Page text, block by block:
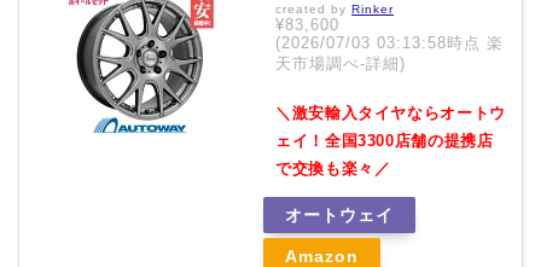
created by Rinker
¥83,600
(2026/07/03 03:13:58時点 楽
天市場調べ-詳細)
＼激安輸入タイヤならオートウ
ェイ！全国3300店舗の提携店
で交換も楽々／
オートウェイ
Amazon